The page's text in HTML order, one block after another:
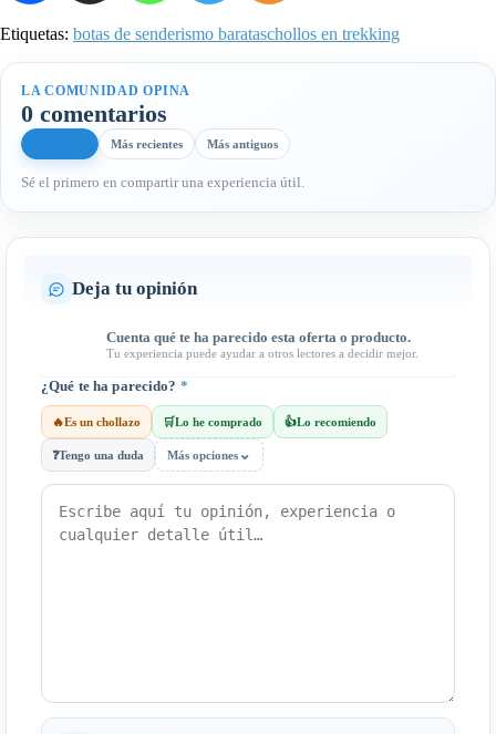
Etiquetas: botas de senderismo barataschollos en trekking
LA COMUNIDAD OPINA
0 comentarios
Más recientes Más antiguos
Sé el primero en compartir una experiencia útil.
Deja tu opinión
Cuenta qué te ha parecido esta oferta o producto.
Tu experiencia puede ayudar a otros lectores a decidir mejor.
¿Qué te ha parecido? *
🔥Es un chollazo 🛒Lo he comprado 👍Lo recomiendo
❓Tengo una duda Más opciones ⌄